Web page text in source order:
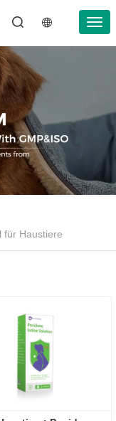
für Haustiere